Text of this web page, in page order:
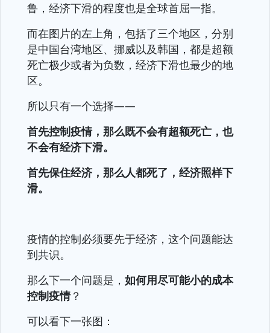
鲁，经济下滑的程度也是全球首屈一指。
而在图片的左上角，包括了三个地区，分别
是中国台湾地区、挪威以及韩国，都是超额
死亡极少或者为负数，经济下滑也最少的地
区。
所以只有一个选择——
首先控制疫情，那么既不会有超额死亡，也
不会有经济下滑。
首先保住经济，那么人都死了，经济照样下
滑。
疫情的控制必须要先于经济，这个问题能达
到共识。
那么下一个问题是， 如何用尽可能小的成本
控制疫情？
可以看下一张图：